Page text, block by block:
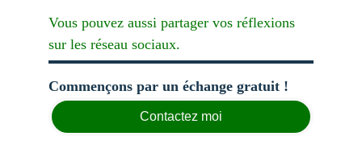
Vous pouvez aussi partager vos réflexions
sur les réseau sociaux.
Contactez moi
Commençons par un échange gratuit !